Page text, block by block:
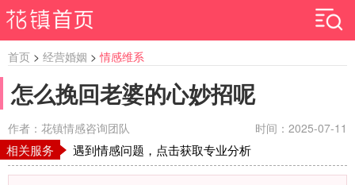
首页 > 经营婚姻 >情感维系
怎么挽回老婆的心妙招呢
作者：花镇情感咨询团队 时间：2025-07-11
相关服务 遇到情感问题，点击获取专业分析